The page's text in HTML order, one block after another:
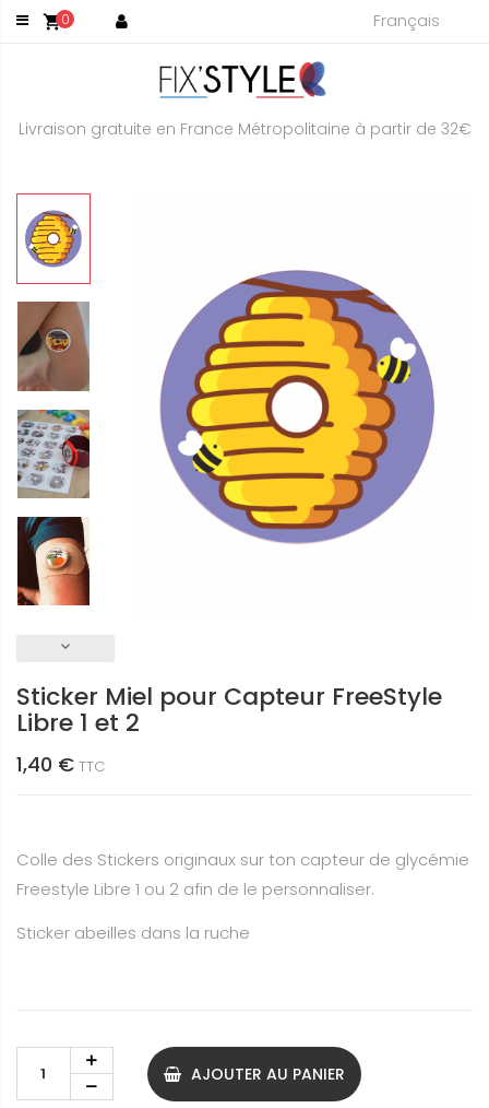
shopping_cart0 Français
Livraison gratuite en France Métropolitaine à partir de 32€
keyboard_arrow_down
Sticker Miel pour Capteur FreeStyle
Libre 1 et 2
1,40 € TTC
Colle des Stickers originaux sur ton capteur de glycémie
Freestyle Libre 1 ou 2 afin de le personnaliser.
Sticker abeilles dans la ruche
AJOUTER AU PANIER